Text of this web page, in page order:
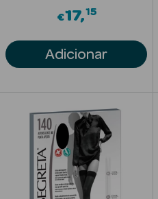
Hidratantes
Banho
Refirmantes
Desodorizantes
Esfoliantes
€17 15
Adicionar